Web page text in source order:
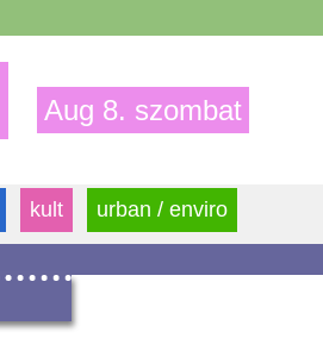
Aug 8. szombat
kult urban / enviro